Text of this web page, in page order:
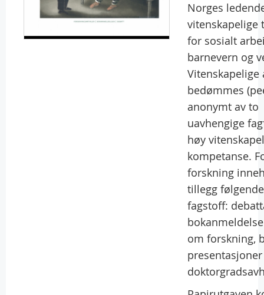
Norges
vitenskapelige
for sosialt
barnevern og
Vitenskapelige
bedømmes
anonymt av to
uavhengige
høy
kompetanse.
forskning
tillegg
fagstoff:
om forskning,